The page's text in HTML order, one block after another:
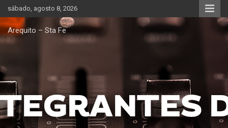
Saltar
al
contenido
sábado, agosto 8, 2026
Arequito – Sta Fe